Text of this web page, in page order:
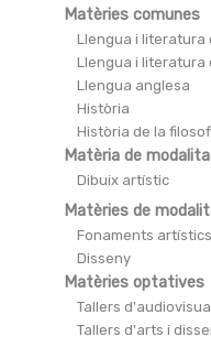
Matèries comunes
Llengua i literatura
Llengua i literatura
Llengua anglesa
Història
Història de la
Matèria de
Dibuix artístic
Matèries de
Fonaments artístics
Disseny
Matèries optatives
Tallers
Tallers d'arts i